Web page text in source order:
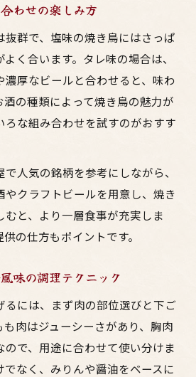
わせの楽しみ方
群で、塩味の焼き鳥にはさっぱ
く合います。タレ味の場合は、
濃厚なビールと合わせると、味わ
酒の種類によって焼き鳥の魅力が
ろな組み合わせを試すのがおすす
人気の銘柄を参考にしながら、
やクラフトビールを用意し、焼き
と、より一層食事が充実しま
の仕方もポイントです。
味の調理テクニック
るには、まず肉の部位選びと下ご
も肉はジューシーさがあり、胸肉
ので、用途に合わせて使い分けま
でなく、みりんや醤油をベースに